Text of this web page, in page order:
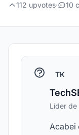
112 upvotes· 10
TK
Líder de
Acabei